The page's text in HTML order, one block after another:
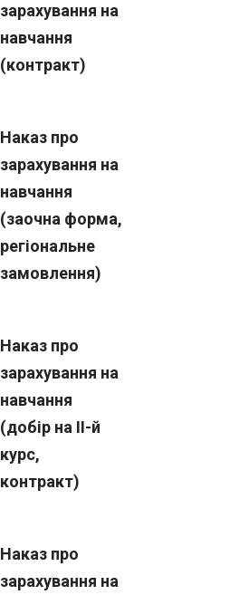
зарахування на
навчання
(контракт)
Наказ про
зарахування на
навчання
(заочна форма,
регіональне
замовлення)
Наказ про
зарахування на
навчання
(добір на ІІ-й
курс,
контракт)
Наказ про
зарахування на